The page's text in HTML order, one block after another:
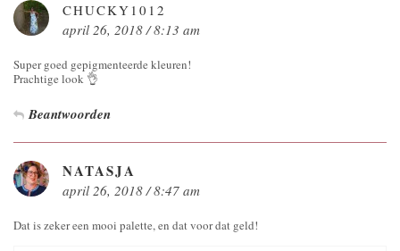
CHUCKY1012
april 26, 2018 / 8:13 am
Super goed gepigmenteerde kleuren!
Prachtige look 👌
Beantwoorden
NATASJA
april 26, 2018 / 8:47 am
Dat is zeker een mooi palette, en dat voor dat geld!